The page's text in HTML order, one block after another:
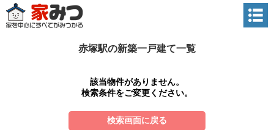
赤塚駅の新築一戸建て一覧
該当物件がありません。
検索条件をご変更ください。
検索画面に戻る